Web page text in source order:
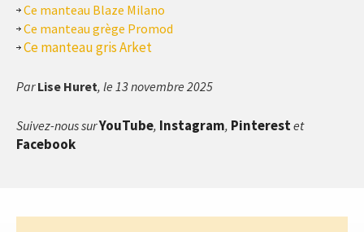
Ce manteau Blaze Milano
Ce manteau grège Promod
Ce manteau gris Arket
ParLise Huret, le 13 novembre 2025
Suivez-nous surYouTube, Instagram, Pinterestet
Facebook